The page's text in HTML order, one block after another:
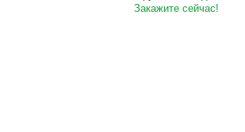
Закажите сейчас!